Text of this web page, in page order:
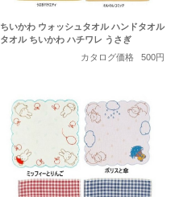
ちいかわ ウォッシュタオル ハンドタオル
タオル ちいかわ ハチワレ うさぎ
カタログ価格
500円